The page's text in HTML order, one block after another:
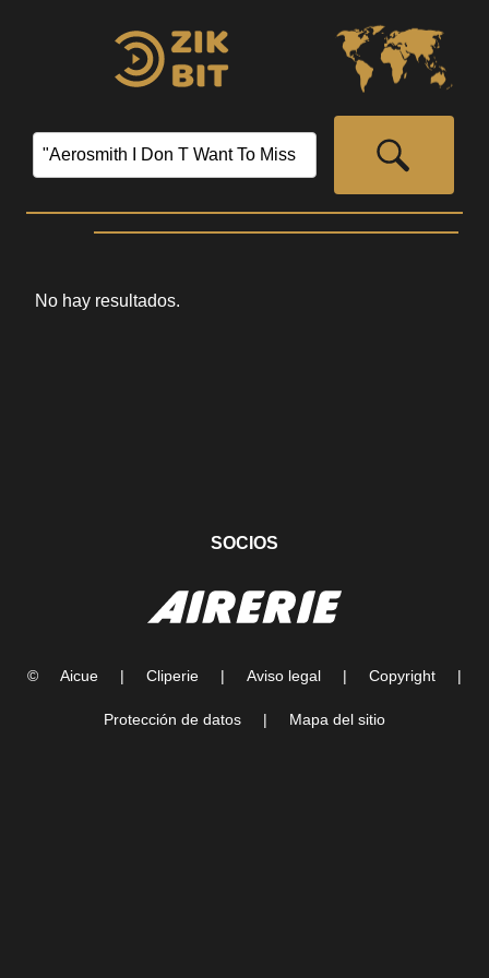
No hay resultados.
SOCIOS
© Aicue | Cliperie | Aviso legal | Copyright |
Protección de datos | Mapa del sitio